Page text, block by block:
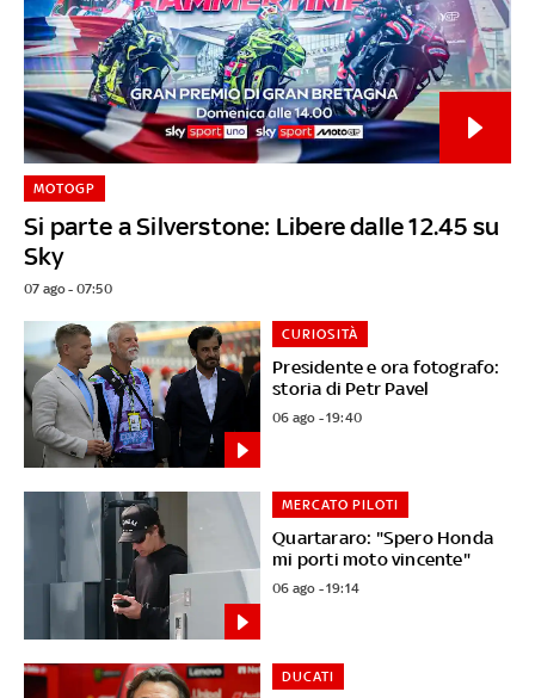
Si parte a Silverstone: Libere dalle 12.45 su
Sky
MOTOGP
07 ago - 07:50
Presidente e ora fotografo:
storia di Petr Pavel
CURIOSITÀ
06 ago - 19:40
Quartararo: "Spero Honda
mi porti moto vincente"
MERCATO PILOTI
06 ago - 19:14
DUCATI